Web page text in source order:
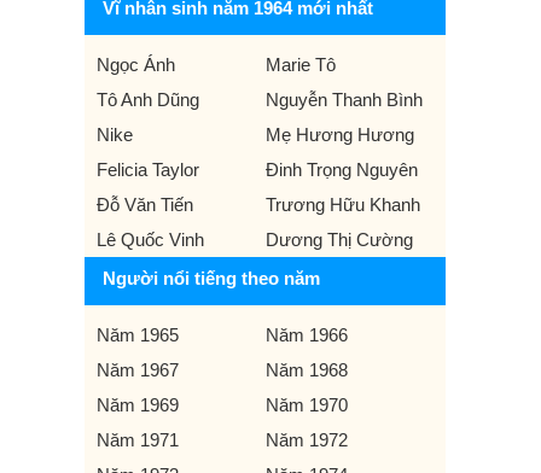
Vĩ nhân sinh năm 1964 mới nhất
Ngọc Ánh
Marie Tô
Tô Anh Dũng
Nguyễn Thanh Bình
Nike
Mẹ Hương Hương
Felicia Taylor
Đinh Trọng Nguyên
Đỗ Văn Tiến
Trương Hữu Khanh
Lê Quốc Vinh
Dương Thị Cường
Người nổi tiếng theo năm
Năm 1965
Năm 1966
Năm 1967
Năm 1968
Năm 1969
Năm 1970
Năm 1971
Năm 1972